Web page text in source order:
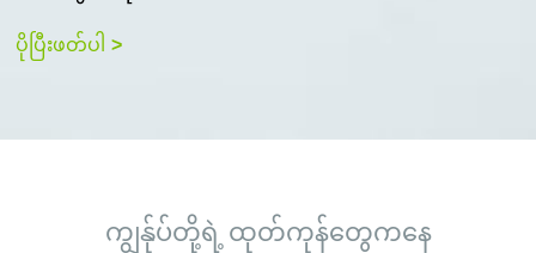
ပိုပြီးဖတ်ပါ >
ကျွန်ုပ်တို့ရဲ့ ထုတ်ကုန်တွေကနေ